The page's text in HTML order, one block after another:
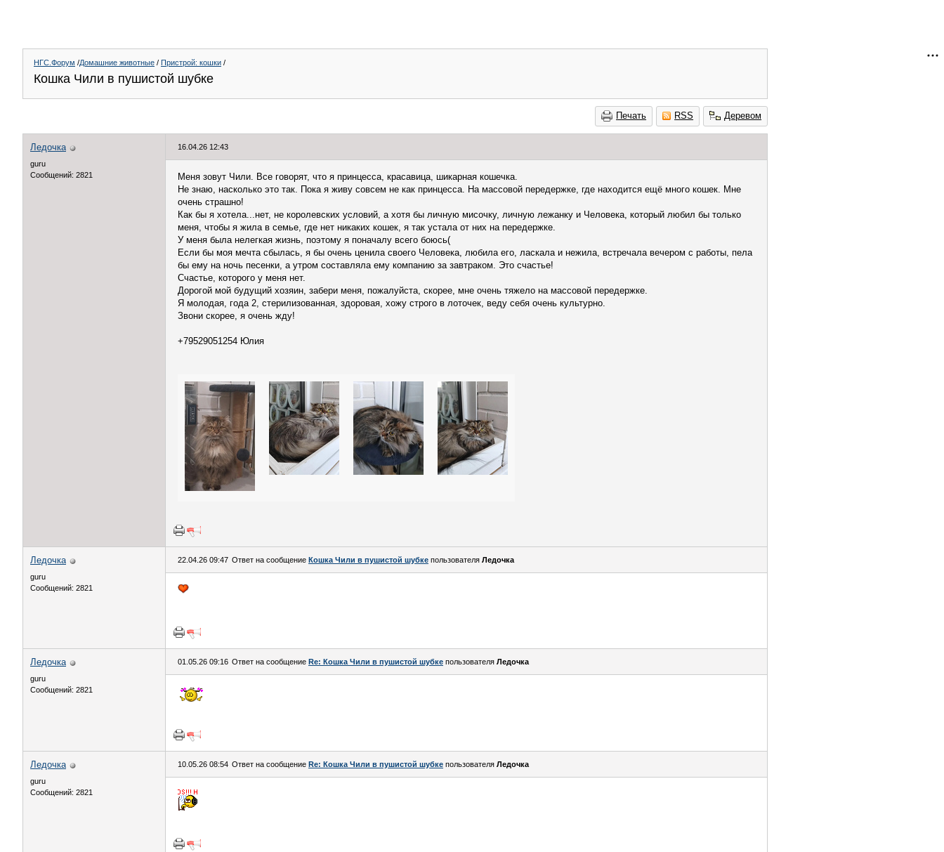
НГС.Форум /Домашние животные / Пристрой: кошки /
Кошка Чили в пушистой шубке
Печать RSS Деревом
Ледочка
guru
Сообщений: 2821
16.04.26 12:43
Меня зовут Чили. Все говорят, что я принцесса, красавица, шикарная кошечка.
Не знаю, насколько это так. Пока я живу совсем не как принцесса. На массовой передержке, где находится ещё много кошек. Мне
очень страшно!
Как бы я хотела...нет, не королевских условий, а хотя бы личную мисочку, личную лежанку и Человека, который любил бы только
меня, чтобы я жила в семье, где нет никаких кошек, я так устала от них на передержке.
У меня была нелегкая жизнь, поэтому я поначалу всего боюсь(
Если бы моя мечта сбылась, я бы очень ценила своего Человека, любила его, ласкала и нежила, встречала вечером с работы, пела
бы ему на ночь песенки, а утром составляла ему компанию за завтраком. Это счастье!
Счастье, которого у меня нет.
Дорогой мой будущий хозяин, забери меня, пожалуйста, скорее, мне очень тяжело на массовой передержке.
Я молодая, года 2, стерилизованная, здоровая, хожу строго в лоточек, веду себя очень культурно.
Звони скорее, я очень жду!
+79529051254 Юлия
Ледочка
guru
Сообщений: 2821
22.04.26 09:47 Ответ на сообщение Кошка Чили в пушистой шубке пользователя Ледочка
Ледочка
guru
Сообщений: 2821
01.05.26 09:16 Ответ на сообщение Re: Кошка Чили в пушистой шубке пользователя Ледочка
Ледочка
guru
Сообщений: 2821
10.05.26 08:54 Ответ на сообщение Re: Кошка Чили в пушистой шубке пользователя Ледочка